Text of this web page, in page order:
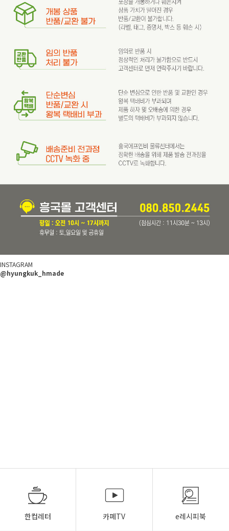
INSTAGRAM
@hyungkuk_hmade
한컵레터 카페TV e레시피북